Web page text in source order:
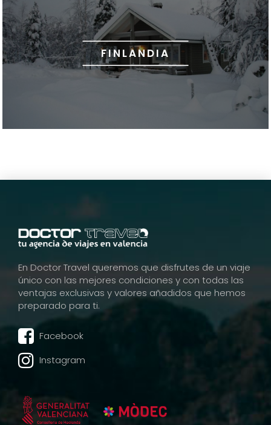
FINLANDIA
En Doctor Travel queremos que disfrutes de un viaje
único con las mejores condiciones y con todas las
ventajas exclusivas y valores añadidos que hemos
preparado para ti.
Facebook
Instagram